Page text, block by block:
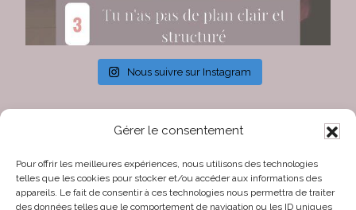
Gérer le consentement
Pour offrir les meilleures expériences, nous utilisons des technologies
telles que les cookies pour stocker et/ou accéder aux informations des
appareils. Le fait de consentir à ces technologies nous permettra de traiter
des données telles que le comportement de navigation ou les ID uniques
Nous suivre sur Instagram
Numéro de téléphone
+41799296113